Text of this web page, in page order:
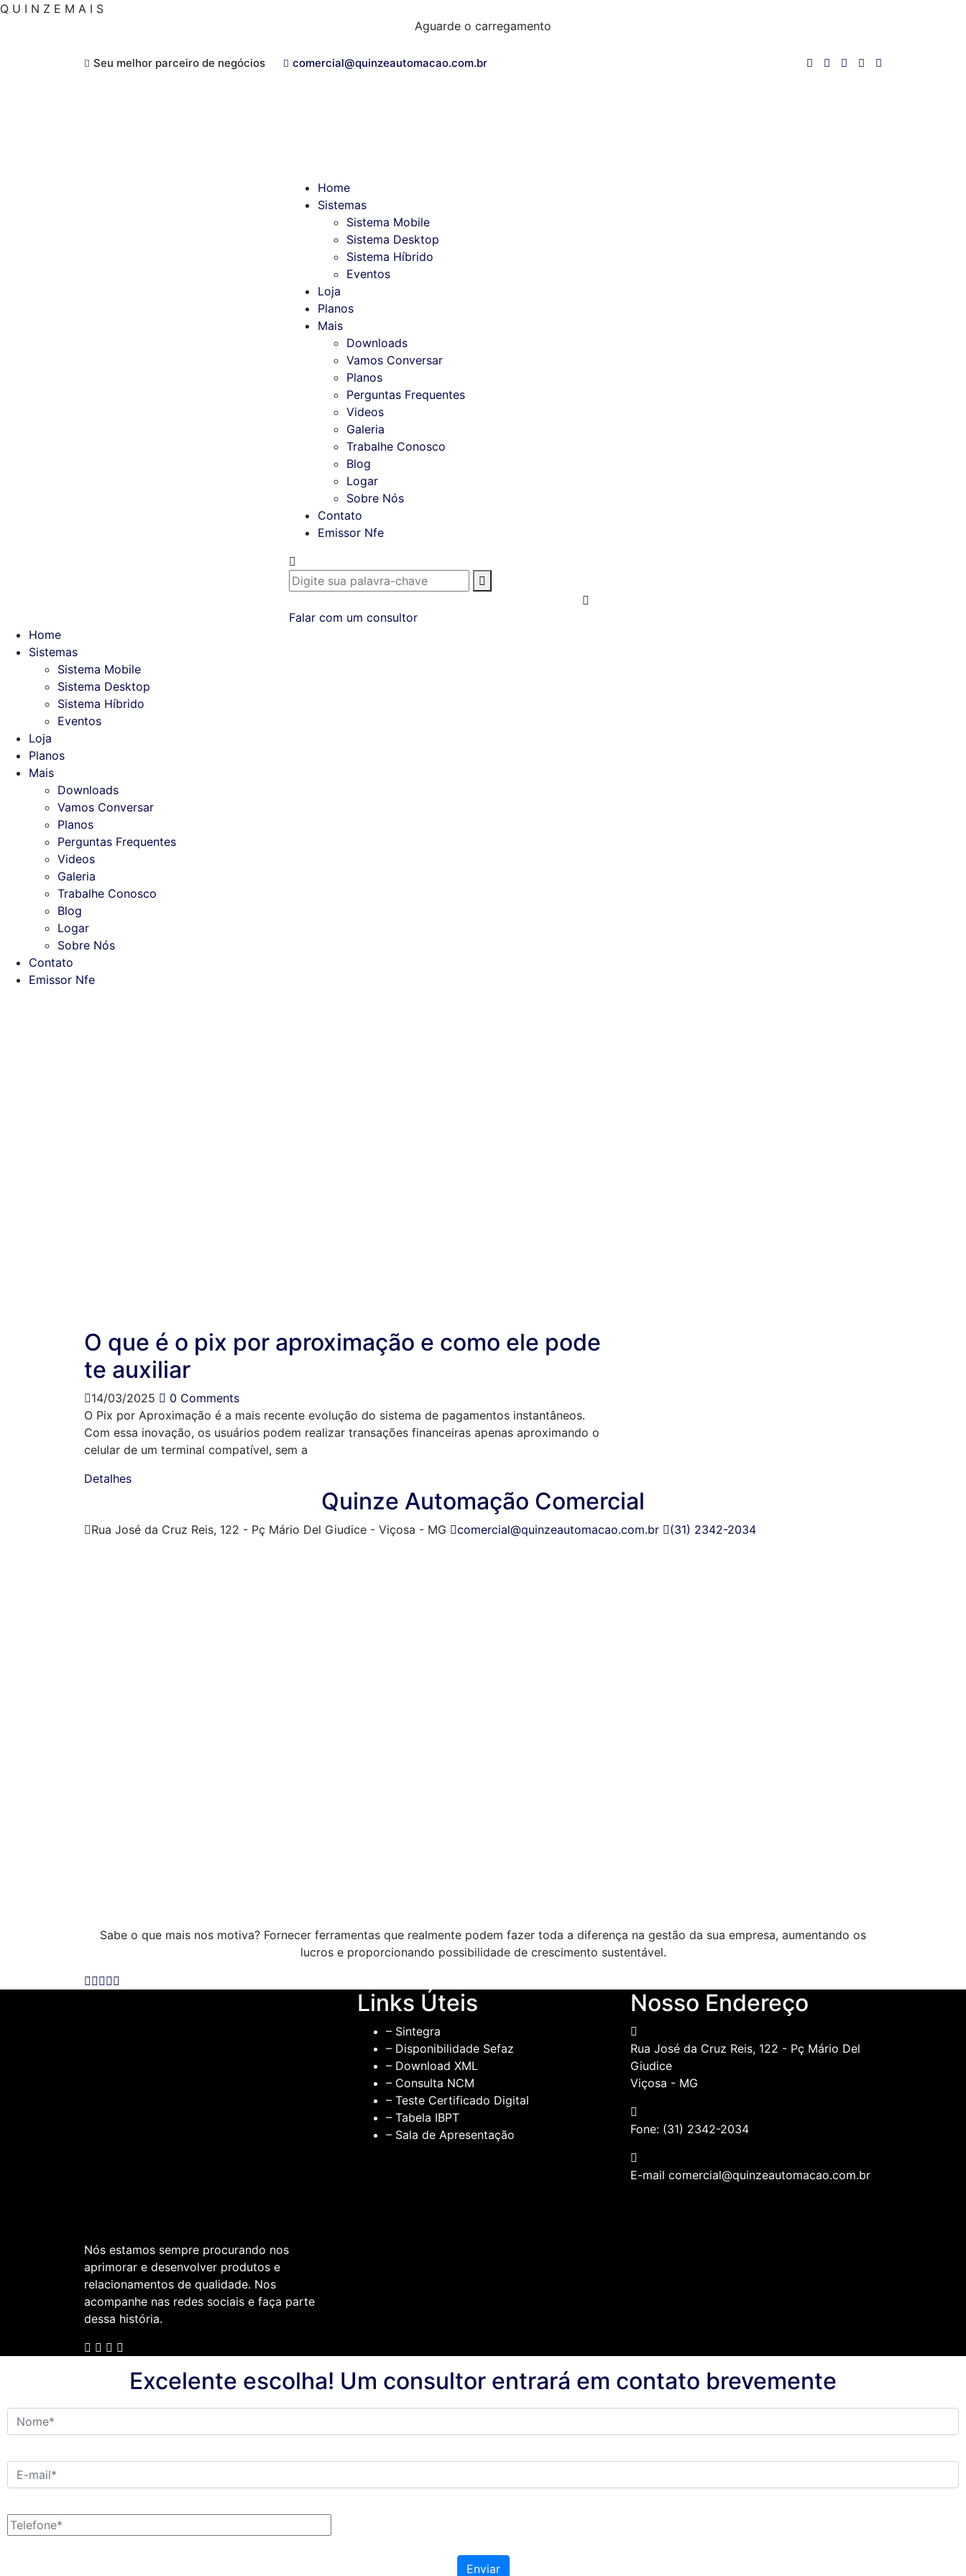
Q U I N Z E M A I S
Aguarde o carregamento
Seu melhor parceiro de negócios comercial@quinzeautomacao.com.br
Home
Sistemas
Sistema Mobile
Sistema Desktop
Sistema Híbrido
Eventos
Loja
Planos
Mais
Downloads
Vamos Conversar
Planos
Perguntas Frequentes
Videos
Galeria
Trabalhe Conosco
Blog
Logar
Sobre Nós
Contato
Emissor Nfe
Falar com um consultor
Home
Sistemas
Sistema Mobile
Sistema Desktop
Sistema Híbrido
Eventos
Loja
Planos
Mais
Downloads
Vamos Conversar
Planos
Perguntas Frequentes
Videos
Galeria
Trabalhe Conosco
Blog
Logar
Sobre Nós
Contato
Emissor Nfe
O que é o pix por aproximação e como ele pode
te auxiliar
14/03/2025
0 Comments
O Pix por Aproximação é a mais recente evolução do sistema de pagamentos instantâneos.
Com essa inovação, os usuários podem realizar transações financeiras apenas aproximando o
celular de um terminal compatível, sem a
Detalhes
Quinze Automação Comercial
Rua José da Cruz Reis, 122 - Pç Mário Del Giudice - Viçosa - MG comercial@quinzeautomacao.com.br (31) 2342-2034
Sabe o que mais nos motiva? Fornecer ferramentas que realmente podem fazer toda a diferença na gestão da sua empresa, aumentando os
lucros e proporcionando possibilidade de crescimento sustentável.
Nós estamos sempre procurando nos
aprimorar e desenvolver produtos e
relacionamentos de qualidade. Nos
acompanhe nas redes sociais e faça parte
dessa história.
Links Úteis
– Sintegra
– Disponibilidade Sefaz
– Download XML
– Consulta NCM
– Teste Certificado Digital
– Tabela IBPT
– Sala de Apresentação
Nosso Endereço
Rua José da Cruz Reis, 122 - Pç Mário Del
Giudice
Viçosa - MG
Fone: (31) 2342-2034
E-mail comercial@quinzeautomacao.com.br
Excelente escolha! Um consultor entrará em contato brevemente
Enviar